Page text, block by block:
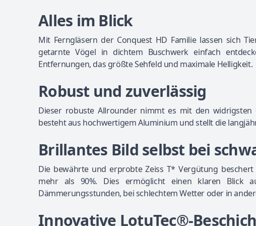
Alles im Blick
Mit Ferngläsern der Conquest HD Familie lassen sich
getarnte Vögel in dichtem Buschwerk einfach
Entfernungen, das größte Sehfeld und maximale Helligkeit.
Robust und zuverlässig
Dieser robuste Allrounder nimmt es mit den
besteht aus hochwertigem Aluminium und stellt die
Brillantes Bild selbst bei
Die bewährte und erprobte Zeiss T* Vergütung
mehr als 90%. Dies ermöglicht einen klaren
Dämmerungsstunden, bei schlechtem Wetter oder in
Innovative LotuTec®-